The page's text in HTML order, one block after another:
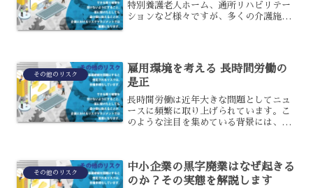
特別養護老人ホーム、通所リハビリテー
ションなど様々ですが、多くの介護施設
介護状態の人は心身のバラ...
その他のリスク
雇用環境を考える 長時間労働の
是正
長時間労働は近年大きな問題としてニュ
ースに頻繁に取り上げられています。こ
のような注目を集めている背景には、長
という言葉は有名になって...
その他のリスク
中小企業の黒字廃業はなぜ起きる
のか？その実態を解説します